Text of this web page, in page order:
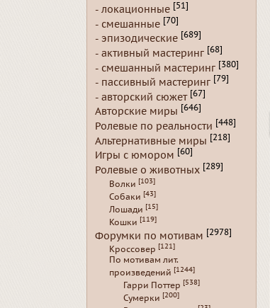
- локационные [51]
- смешанные [70]
- эпизодические [689]
- активный мастеринг [68]
- смешанный мастеринг [380]
- пассивный мастеринг [79]
- авторский сюжет [67]
Авторские миры [646]
Ролевые по реальности [448]
Альтернативные миры [218]
Игры с юмором [60]
Ролевые о животных [289]
Волки [103]
Собаки [43]
Лошади [15]
Кошки [119]
Форумки по мотивам [2978]
Кроссовер [121]
По мотивам лит.
произведений [1244]
Гарри Поттер [538]
Сумерки [200]